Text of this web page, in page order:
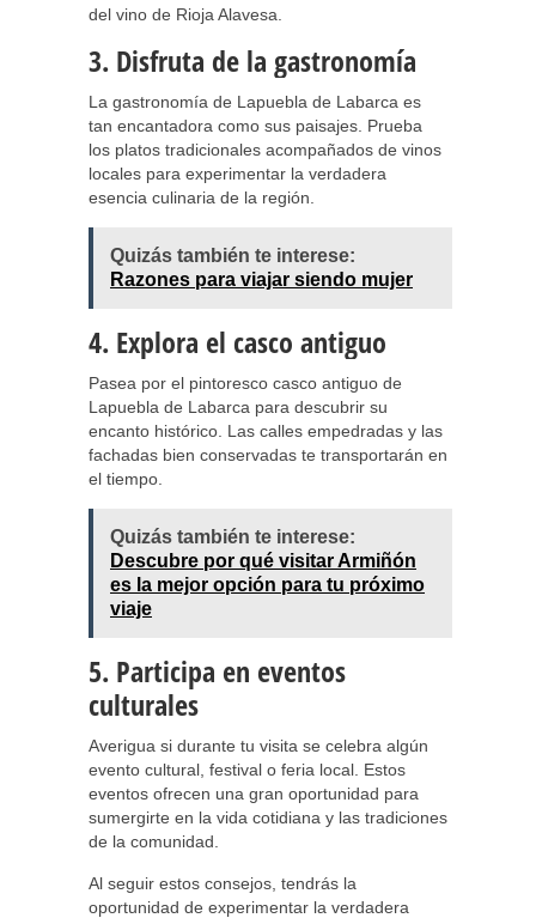
del vino de Rioja Alavesa.
3. Disfruta de la gastronomía
La gastronomía de Lapuebla de Labarca es
tan encantadora como sus paisajes. Prueba
los platos tradicionales acompañados de vinos
locales para experimentar la verdadera
esencia culinaria de la región.
Quizás también te interese:
Razones para viajar siendo mujer
4. Explora el casco antiguo
Pasea por el pintoresco casco antiguo de
Lapuebla de Labarca para descubrir su
encanto histórico. Las calles empedradas y las
fachadas bien conservadas te transportarán en
el tiempo.
Quizás también te interese:
Descubre por qué visitar Armiñón
es la mejor opción para tu próximo
viaje
5. Participa en eventos
culturales
Averigua si durante tu visita se celebra algún
evento cultural, festival o feria local. Estos
eventos ofrecen una gran oportunidad para
sumergirte en la vida cotidiana y las tradiciones
de la comunidad.
Al seguir estos consejos, tendrás la
oportunidad de experimentar la verdadera